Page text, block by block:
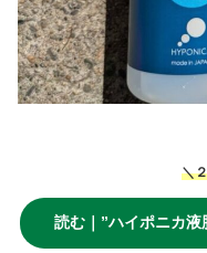
＼
読む｜”ハイポニカ